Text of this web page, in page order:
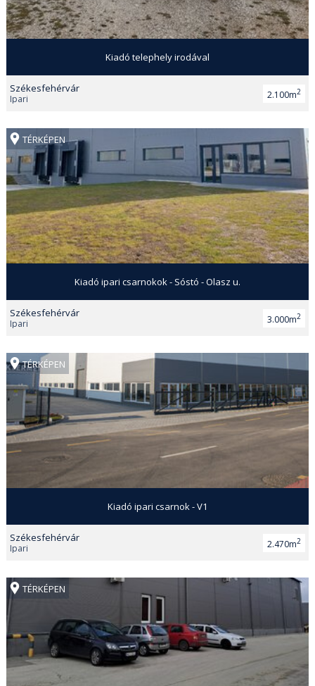
Kiadó telephely irodával
Székesfehérvár
Ipari 2.100m2
TÉRKÉPEN
Kiadó ipari csarnokok - Sóstó - Olasz u.
Székesfehérvár
Ipari 3.000m2
TÉRKÉPEN
Kiadó ipari csarnok - V1
Székesfehérvár
Ipari 2.470m2
TÉRKÉPEN